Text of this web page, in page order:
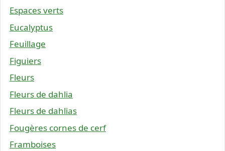
Espaces verts
Eucalyptus
Feuillage
Figuiers
Fleurs
Fleurs de dahlia
Fleurs de dahlias
Fougères cornes de cerf
Framboises